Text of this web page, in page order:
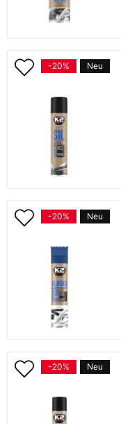
-20% Neu
-20% Neu
-20% Neu